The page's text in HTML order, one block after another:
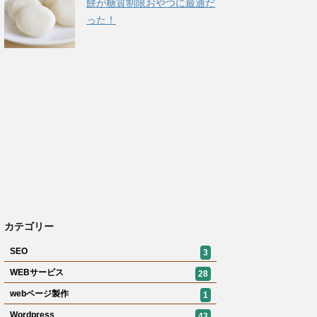
餅が糖質制限おやつに最適だ
った！
カテゴリー
SEO
3
WEBサービス
28
webページ製作
1
Wordpress